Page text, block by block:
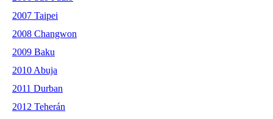
2007 Taipei
2008 Changwon
2009 Baku
2010 Abuja
2011 Durban
2012 Teherán